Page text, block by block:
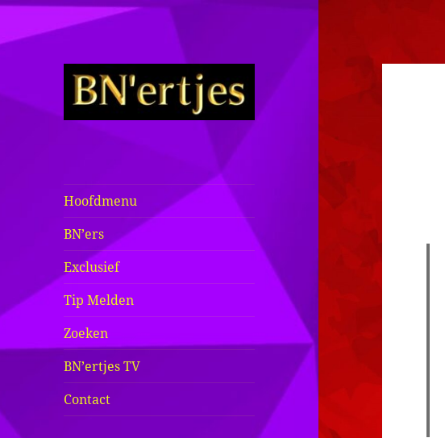
Nederlanders
Half Naakt /
Bloot
Hoofdmenu
BN’ers
Exclusief
Tip Melden
Zoeken
BN’ertjes TV
Contact